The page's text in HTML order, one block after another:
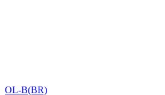
OL-B(BR)